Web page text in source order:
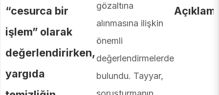
“cesurca bir
işlem” olarak
değerlendirirken,
yargıda
gözaltına
alınmasına ilişkin
önemli
değerlendirmelerde
bulundu. Tayyar,